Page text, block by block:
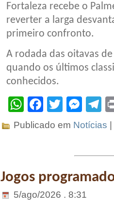
Fortaleza recebe o
reverter a larga
primeiro confronto.
A rodada das oitavas
quando os últimos
conhecidos.
WhatsApp
Facebook
Twitter
Publicado em Notícias |
Jogos
5/ago/2026 . 8:31